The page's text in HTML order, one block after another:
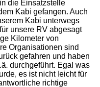
die Einsatzstelle
Kabi gefangen. Auch
Kabi unterwegs
unsere RV abgesagt
Kilometer von
Organisationen sind
gefahren und haben
durchgeführt. Egal was
es ist nicht leicht für
richtige